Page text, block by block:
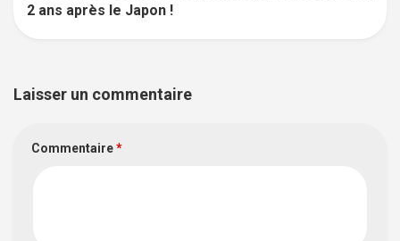
2 ans après le Japon !
Laisser un commentaire
Commentaire*